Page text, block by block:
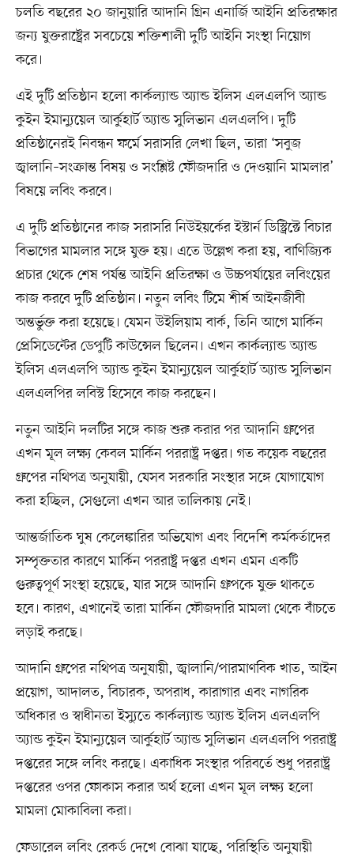
চলতি বছরের ২০ জানুয়ারি আদানি গ্রিন এনার্জি আইনি প্রতিরক্ষার
জন্য যুক্তরাষ্ট্রের সবচেয়ে শক্তিশালী দুটি আইনি সংস্থা নিয়োগ
করে।
এই দুটি প্রতিষ্ঠান হলো কার্কল্যান্ড অ্যান্ড ইলিস এলএলপি অ্যান্ড
কুইন ইমান্যুয়েল আর্কুহার্ট অ্যান্ড সুলিভান এলএলপি। দুটি
প্রতিষ্ঠানেরই নিবন্ধন ফর্মে সরাসরি লেখা ছিল, তারা ‘সবুজ
জ্বালানি–সংক্রান্ত বিষয় ও সংশ্লিষ্ট ফৌজদারি ও দেওয়ানি মামলার’
বিষয়ে লবিং করবে।
এ দুটি প্রতিষ্ঠানের কাজ সরাসরি নিউইয়র্কের ইস্টার্ন ডিস্ট্রিক্টে বিচার
বিভাগের মামলার সঙ্গে যুক্ত হয়। এতে উল্লেখ করা হয়, বাণিজ্যিক
প্রচার থেকে শেষ পর্যন্ত আইনি প্রতিরক্ষা ও উচ্চপর্যায়ের লবিংয়ের
কাজ করবে দুটি প্রতিষ্ঠান। নতুন লবিং টিমে শীর্ষ আইনজীবী
অন্তর্ভুক্ত করা হয়েছে। যেমন উইলিয়াম বার্ক, তিনি আগে মার্কিন
প্রেসিডেন্টের ডেপুটি কাউন্সেল ছিলেন। এখন কার্কল্যান্ড অ্যান্ড
ইলিস এলএলপি অ্যান্ড কুইন ইমান্যুয়েল আর্কুহার্ট অ্যান্ড সুলিভান
এলএলপির লবিস্ট হিসেবে কাজ করছেন।
নতুন আইনি দলটির সঙ্গে কাজ শুরু করার পর আদানি গ্রুপের
এখন মূল লক্ষ্য কেবল মার্কিন পররাষ্ট্র দপ্তর। গত কয়েক বছরের
গ্রুপের নথিপত্র অনুযায়ী, যেসব সরকারি সংস্থার সঙ্গে যোগাযোগ
করা হচ্ছিল, সেগুলো এখন আর তালিকায় নেই।
আন্তর্জাতিক ঘুষ কেলেঙ্কারির অভিযোগ এবং বিদেশি কর্মকর্তাদের
সম্পৃক্ততার কারণে মার্কিন পররাষ্ট্র দপ্তর এখন এমন একটি
গুরুত্বপূর্ণ সংস্থা হয়েছে, যার সঙ্গে আদানি গ্রুপকে যুক্ত থাকতে
হবে। কারণ, এখানেই তারা মার্কিন ফৌজদারি মামলা থেকে বাঁচতে
লড়াই করছে।
আদানি গ্রুপের নথিপত্র অনুযায়ী, জ্বালানি/পারমাণবিক খাত, আইন
প্রয়োগ, আদালত, বিচারক, অপরাধ, কারাগার এবং নাগরিক
অধিকার ও স্বাধীনতা ইস্যুতে কার্কল্যান্ড অ্যান্ড ইলিস এলএলপি
অ্যান্ড কুইন ইমান্যুয়েল আর্কুহার্ট অ্যান্ড সুলিভান এলএলপি পররাষ্ট্র
দপ্তরের সঙ্গে লবিং করছে। একাধিক সংস্থার পরিবর্তে শুধু পররাষ্ট্র
দপ্তরের ওপর ফোকাস করার অর্থ হলো এখন মূল লক্ষ্য হলো
মামলা মোকাবিলা করা।
ফেডারেল লবিং রেকর্ড দেখে বোঝা যাচ্ছে, পরিস্থিতি অনুযায়ী